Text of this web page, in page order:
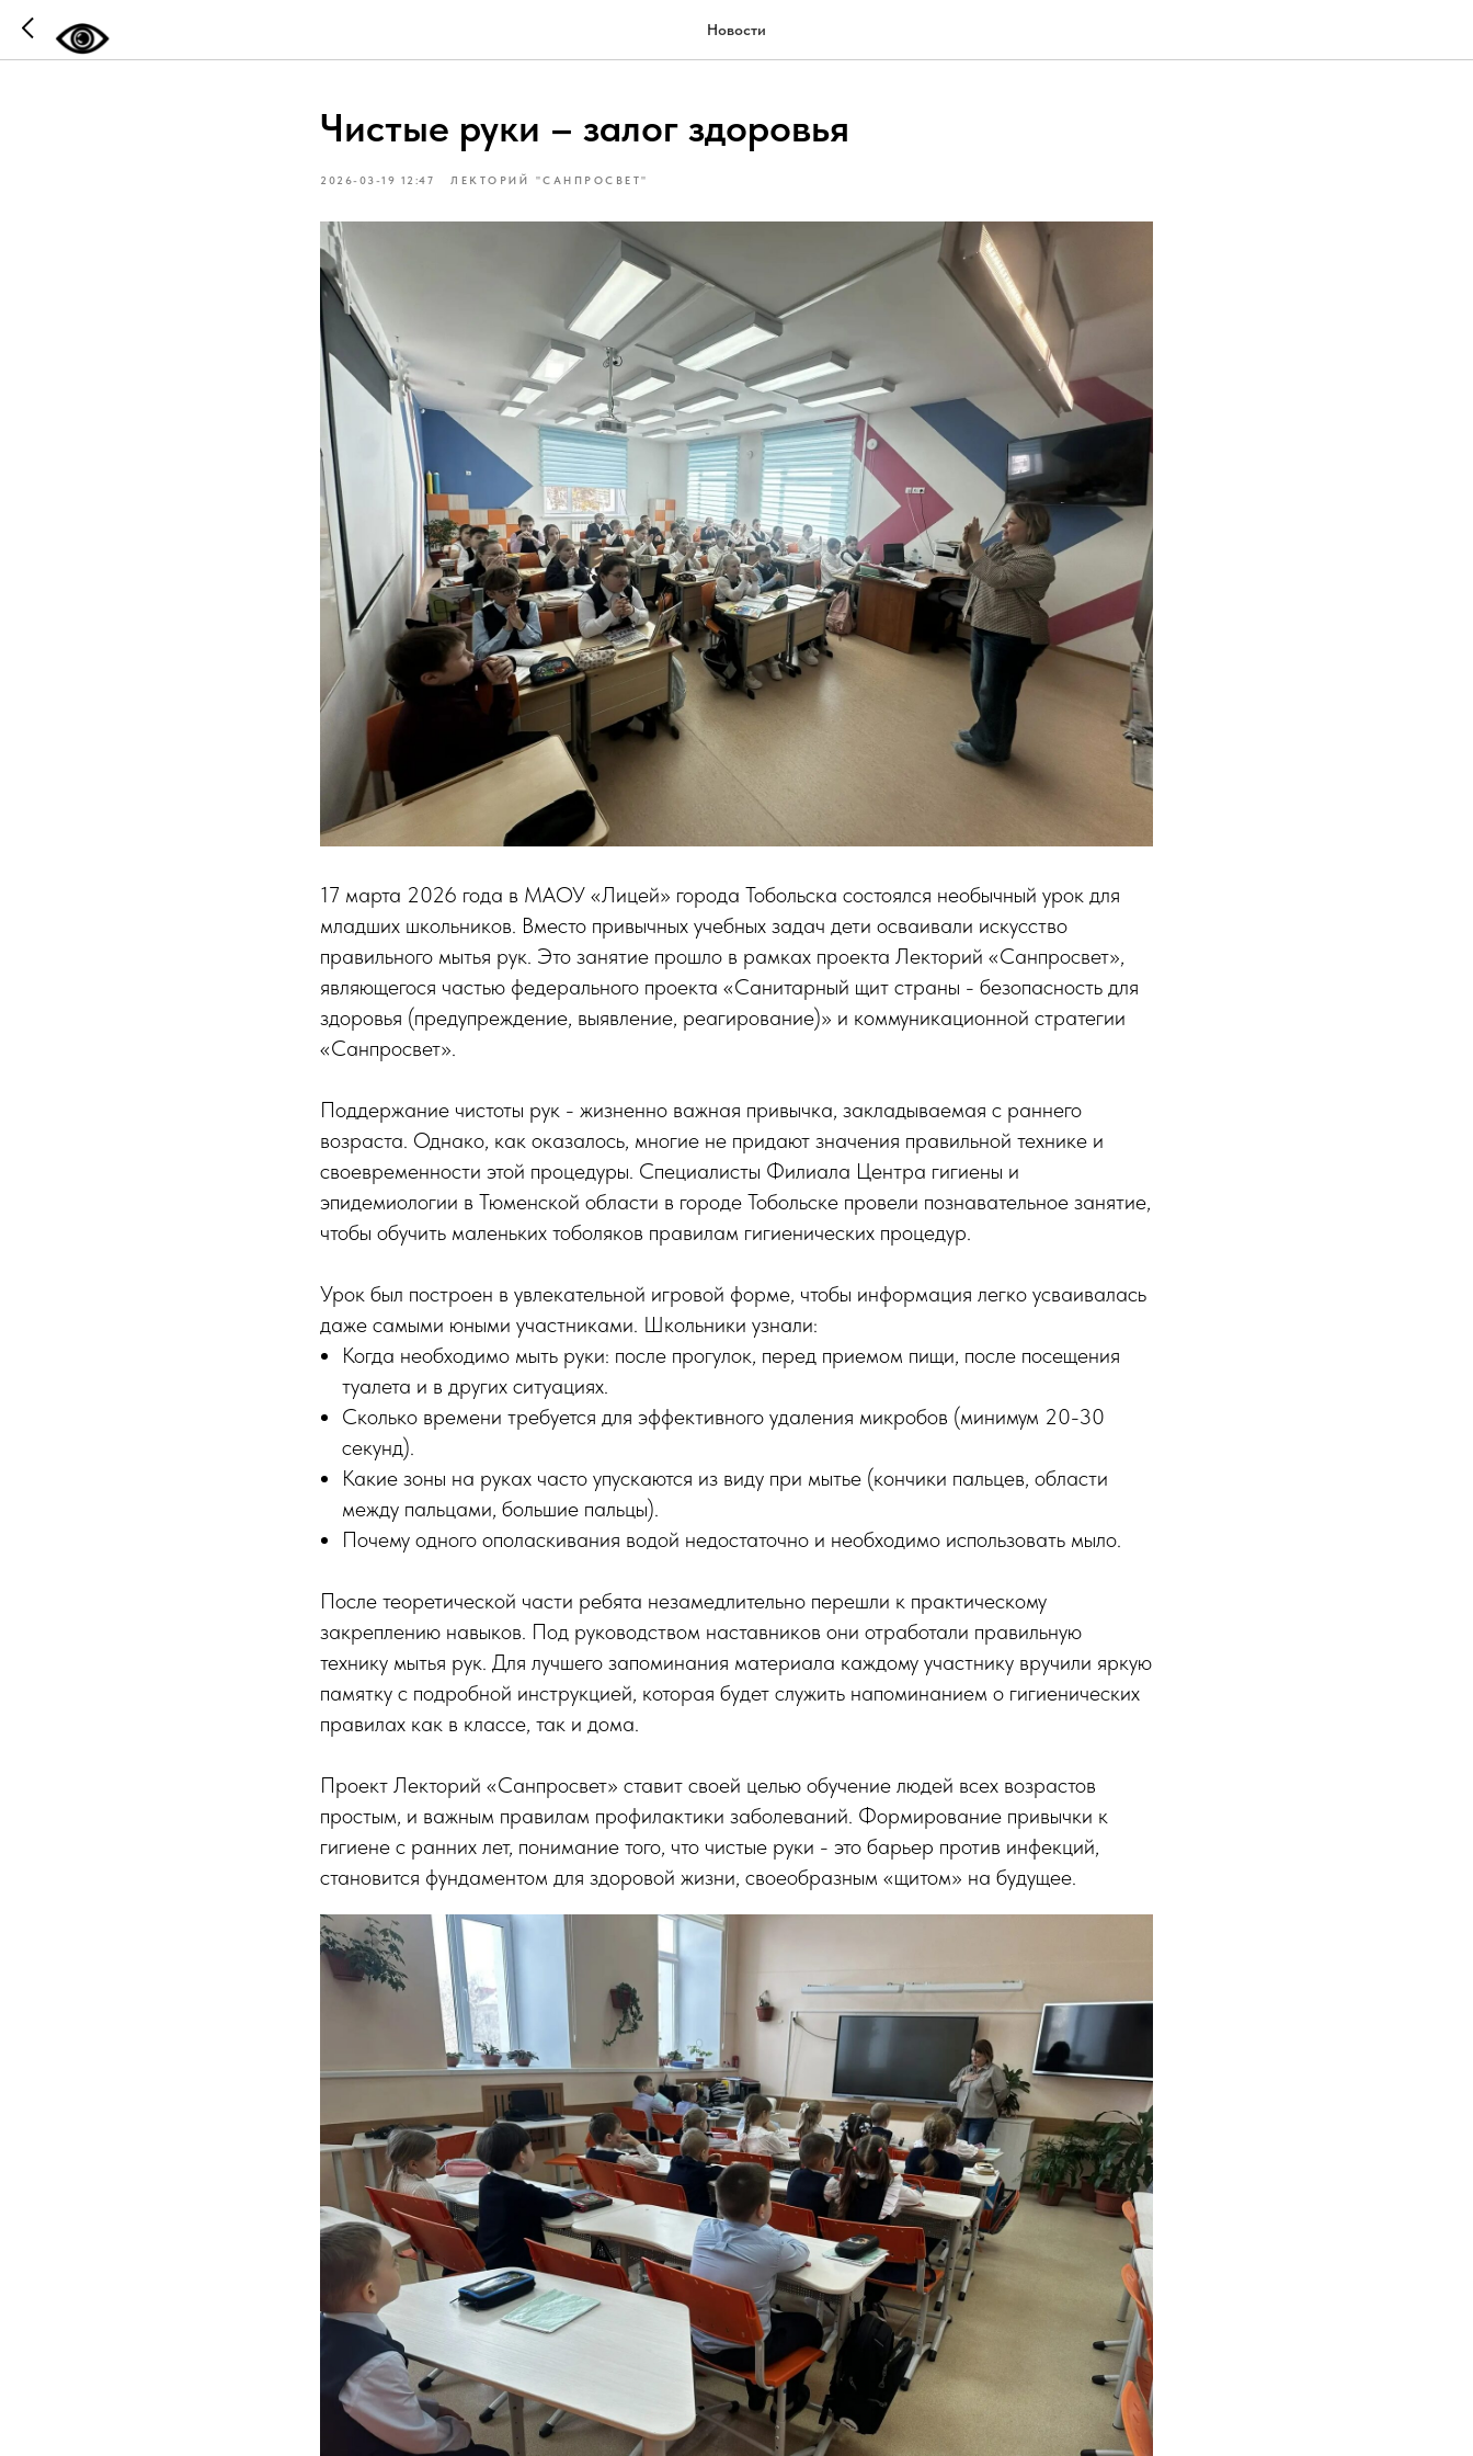
Новости
Чистые руки – залог здоровья
2026-03-19 12:47 ЛЕКТОРИЙ "САНПРОСВЕТ"
17 марта 2026 года в МАОУ «Лицей» города Тобольска состоялся необычный урок для
младших школьников. Вместо привычных учебных задач дети осваивали искусство
правильного мытья рук. Это занятие прошло в рамках проекта Лекторий «Санпросвет»,
являющегося частью федерального проекта «Санитарный щит страны - безопасность для
здоровья (предупреждение, выявление, реагирование)» и коммуникационной стратегии
«Санпросвет».
Поддержание чистоты рук - жизненно важная привычка, закладываемая с раннего
возраста. Однако, как оказалось, многие не придают значения правильной технике и
своевременности этой процедуры. Специалисты Филиала Центра гигиены и
эпидемиологии в Тюменской области в городе Тобольске провели познавательное занятие,
чтобы обучить маленьких тоболяков правилам гигиенических процедур.
Урок был построен в увлекательной игровой форме, чтобы информация легко усваивалась
даже самыми юными участниками. Школьники узнали:
Когда необходимо мыть руки: после прогулок, перед приемом пищи, после посещения
туалета и в других ситуациях.
Сколько времени требуется для эффективного удаления микробов (минимум 20-30
секунд).
Какие зоны на руках часто упускаются из виду при мытье (кончики пальцев, области
между пальцами, большие пальцы).
Почему одного ополаскивания водой недостаточно и необходимо использовать мыло.
После теоретической части ребята незамедлительно перешли к практическому
закреплению навыков. Под руководством наставников они отработали правильную
технику мытья рук. Для лучшего запоминания материала каждому участнику вручили яркую
памятку с подробной инструкцией, которая будет служить напоминанием о гигиенических
правилах как в классе, так и дома.
Проект Лекторий «Санпросвет» ставит своей целью обучение людей всех возрастов
простым, и важным правилам профилактики заболеваний. Формирование привычки к
гигиене с ранних лет, понимание того, что чистые руки - это барьер против инфекций,
становится фундаментом для здоровой жизни, своеобразным «щитом» на будущее.